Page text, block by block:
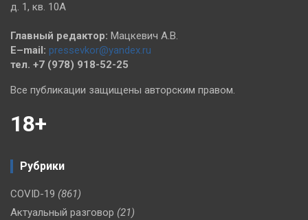
д. 1, кв. 10А
Главный редактор: Мацкевич А.В.
E–mail: pressevkor@yandex.ru
тел. +7 (978) 918-52-25
Все публикации защищены авторским правом.
18+
Рубрики
COVID-19 (861)
Актуальный разговор (21)